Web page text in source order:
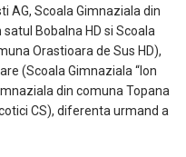
AG, Scoala Gimnaziala din
Bobalna HD si Scoala
Orastioara de Sus HD),
(Scoala Gimnaziala “Ion
din comuna Topana
CS), diferenta urmand a